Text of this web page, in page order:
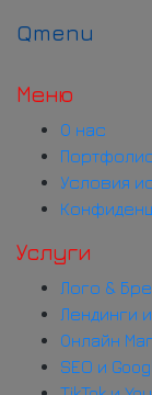
Qmenu
Меню
О нас
Условия
Услуги
Лого &
Лендинги
Онлайн
SEO и